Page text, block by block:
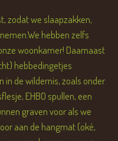
zodat we slaapzakken,
hebben zelfs
woonkamer! Daarnaast
hebbedingetjes
in de wildernis, zoals onder
EHBO spullen, een
graven voor als we
aan de hangmat (oké,